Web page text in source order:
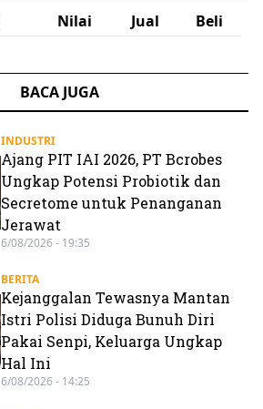
Nilai Jual Beli
BACA JUGA
INDUSTRI
Ajang PIT IAI 2026, PT Bcrobes
Ungkap Potensi Probiotik dan
Secretome untuk Penanganan
Jerawat
6/08/2026 - 19:35
BERITA
Kejanggalan Tewasnya Mantan
Istri Polisi Diduga Bunuh Diri
Pakai Senpi, Keluarga Ungkap
Hal Ini
6/08/2026 - 14:25